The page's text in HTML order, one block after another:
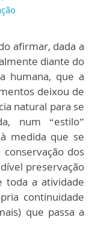
afirmar, dada a
diante do
humana, que a
deixou de
natural para se
num “estilo”
medida que se
dos
preservação
toda a atividade
continuidade
que passa a